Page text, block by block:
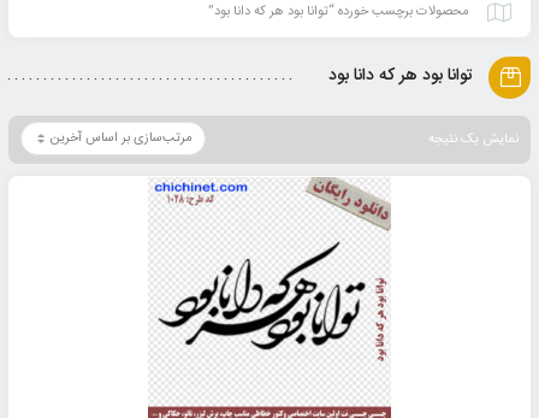
محصولات برچسب خورده “توانا بود هر که دانا بود”
توانا بود هر که دانا بود
نمایش یک نتیجه